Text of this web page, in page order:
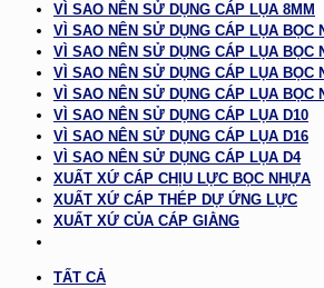
VÌ SAO NÊN SỬ DỤNG CÁP LỤA 8MM
VÌ SAO NÊN SỬ DỤNG CÁP LỤA BỌC
VÌ SAO NÊN SỬ DỤNG CÁP LỤA BỌC
VÌ SAO NÊN SỬ DỤNG CÁP LỤA BỌC
VÌ SAO NÊN SỬ DỤNG CÁP LỤA BỌC
VÌ SAO NÊN SỬ DỤNG CÁP LỤA D10
VÌ SAO NÊN SỬ DỤNG CÁP LỤA D16
VÌ SAO NÊN SỬ DỤNG CÁP LỤA D4
XUẤT XỨ CÁP CHỊU LỰC BỌC NHỰA
XUẤT XỨ CÁP THÉP DỰ ỨNG LỰC
XUẤT XỨ CỦA CÁP GIẰNG
TẤT CẢ